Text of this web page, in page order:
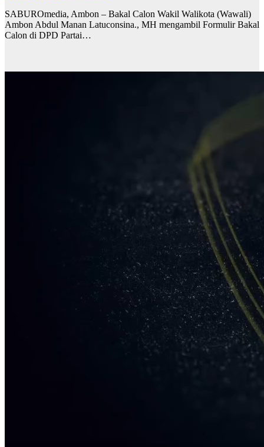
SABUROmedia, Ambon – Bakal Calon Wakil Walikota (Wawali)
Ambon Abdul Manan Latuconsina., MH mengambil Formulir Bakal
Calon di DPD Partai…